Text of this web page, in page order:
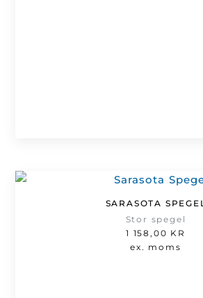
SARASOTA SPEGEL
Stor spegel
1 158,00 KR
ex. moms